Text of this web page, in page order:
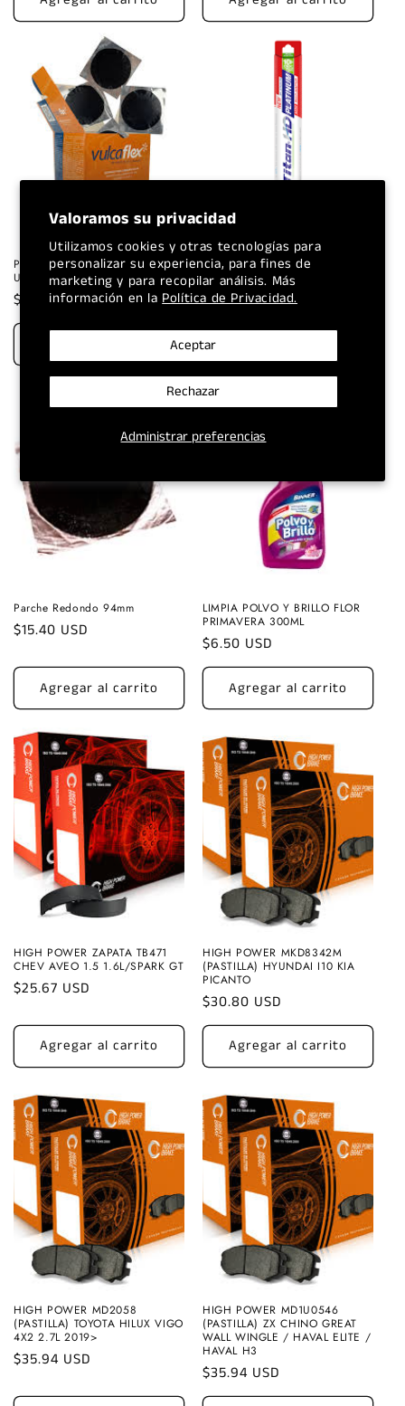
Valoramos su privacidad
Utilizamos cookies y otras tecnologías para
personalizar su experiencia, para fines de
marketing y para recopilar análisis. Más
información en la Política de Privacidad.
Administrar preferencias
Aceptar
Rechazar
PARCHE VULCAFLEX V2
UNIDAD
Precio
habitual
$5.00 USD
PLUMA CURVA 15" TITAN HD
PLATIN
Precio
$5.00 USD
Parche Redondo 94mm
Precio
$15.40 USD
Agregar al carrito
LIMPIA POLVO Y BRILLO FLOR
PRIMAVERA 300ML
Precio
habitual
$6.50 USD
Agregar al carrito
HIGH POWER ZAPATA TB471
CHEV AVEO 1.5 1.6L/SPARK GT
Precio
$25.67 USD
Agregar al carrito
HIGH POWER MKD8342M
(PASTILLA) HYUNDAI I10 KIA
PICANTO
Precio
habitual
$30.80 USD
Agregar al carrito
HIGH POWER MD2058
(PASTILLA) TOYOTA HILUX VIGO
4X2 2.7L 2019>
Precio
$35.94 USD
HIGH POWER MD1U0546
(PASTILLA) ZX CHINO GREAT
WALL WINGLE / HAVAL ELITE /
HAVAL H3
Precio
habitual
$35.94 USD